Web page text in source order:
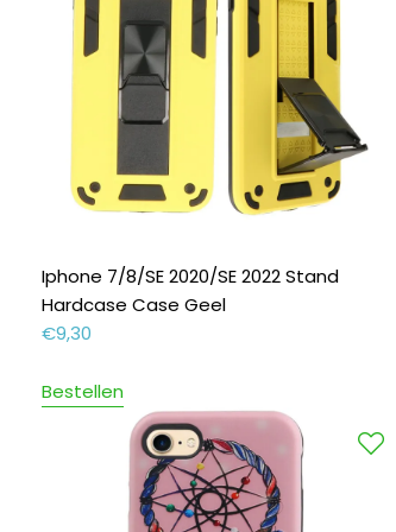
Iphone 7/8/SE 2020/SE 2022 Stand
Hardcase Case Geel
€9,30
Bestellen